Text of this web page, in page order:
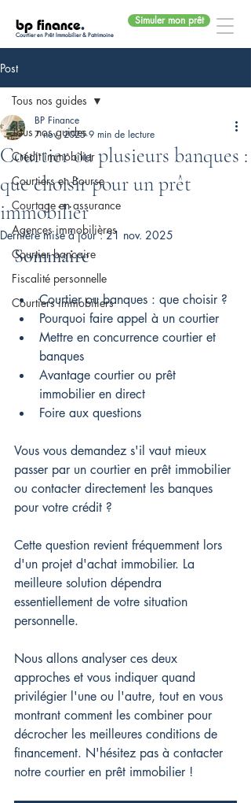
bp finance.
Courtier en Prêt Immobilier & Patrimoine
Simuler mon prêt
Post
Tous nos guides
Crédit immobilier
Courtiers en Bourse
Courtage en assurance
Agences immobilières
Courtier bancaire
Fiscalité personnelle
Courtiers immobiliers
Tous nos guides
Courtier ou plusieurs banques :
que choisir pour un prêt
immobilier
BP Finance
7 nov. 2025 9 min de lecture
Dernière mise à jour :21 nov. 2025
Sommaire
Courtier ou banques : que choisir ?
Pourquoi faire appel à un courtier
Mettre en concurrence courtier et
banques
Avantage courtier ou prêt
immobilier en direct
Foire aux questions
Vous vous demandez s'il vaut mieux
passer par un courtier en prêt immobilier
ou contacter directement les banques
pour votre crédit ?
Cette question revient fréquemment lors
d'un projet d'achat immobilier. La
meilleure solution dépendra
essentiellement de votre situation
personnelle.
Nous allons analyser ces deux
approches et vous indiquer quand
privilégier l'une ou l'autre, tout en vous
montrant comment les combiner pour
décrocher les meilleures conditions de
financement. N'hésitez pas à contacter
notre courtier en prêt immobilier !